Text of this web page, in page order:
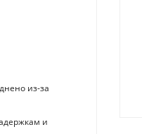
из-за
и